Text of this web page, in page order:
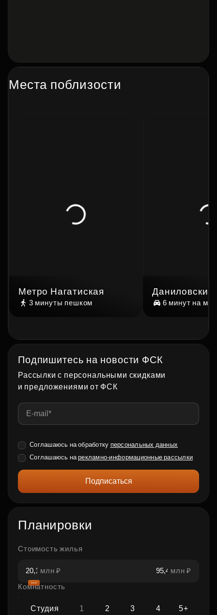
Места поблизости
Метро Нагатиская
3 минуты пешком
Даниловский
6 минут на
Подпишитесь на новости ФСК
Рассылки с персональными скидками
и предложениями от ФСК
Соглашаюсь на обработку персональных данных
Соглашаюсь нарекламно-информационные рассылки
Подписаться
Планировки
Стоимость жилья
млн ₽
млн ₽
Комнатность
Студия 1 2 3 4 5+